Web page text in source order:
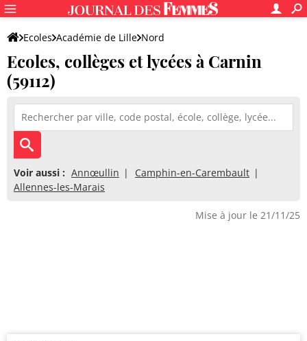
Ecoles Académie de Lille Nord
Ecoles, collèges et lycées à Carnin
(59112)
Voir aussi : Annœullin
Camphin-en-Carembault
Allennes-les-Marais
Mise à jour le 21/11/25